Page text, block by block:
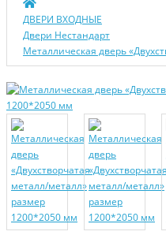
ДВЕРИ ВХОДНЫЕ
Двери Нecтaндaрт
Металлическая дверь